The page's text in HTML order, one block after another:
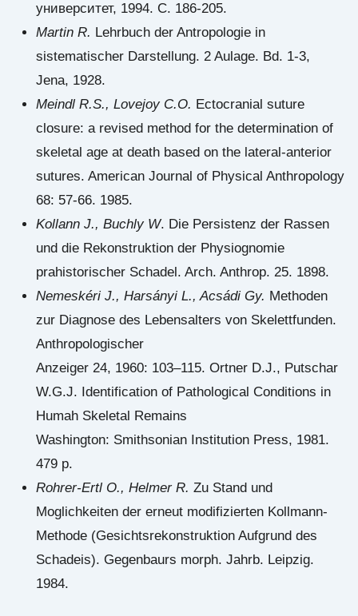
университет, 1994. С. 186-205.
Martin R. Lehrbuch der Antropologie in
sistematischer Darstellung. 2 Aulage. Bd. 1-3,
Jena, 1928.
Meindl R.S., Lovejoy C.O. Ectocranial suture
closure: a revised method for the determination of
skeletal age at death based on the lateral-anterior
sutures. American Journal of Physical Anthropology
68: 57-66. 1985.
Kollann J., Buchly W. Die Persistenz der Rassen
und die Rekonstruktion der Physiognomie
prahistorischer Schadel. Arch. Anthrop. 25. 1898.
Nemeskéri J., Harsányi L., Acsádi Gy. Methoden
zur Diagnose des Lebensalters von Skelettfunden.
Anthropologischer
Anzeiger 24, 1960: 103–115. Ortner D.J., Putschar
W.G.J. Identification of Pathological Conditions in
Humah Skeletal Remains
Washington: Smithsonian Institution Press, 1981.
479 p.
Rohrer-Ertl O., Helmer R. Zu Stand und
Moglichkeiten der erneut modifizierten Kollmann-
Methode (Gesichtsrekonstruktion Aufgrund des
Schadeis). Gegenbaurs morph. Jahrb. Leipzig.
1984.